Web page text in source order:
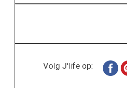
Volg J'life op: